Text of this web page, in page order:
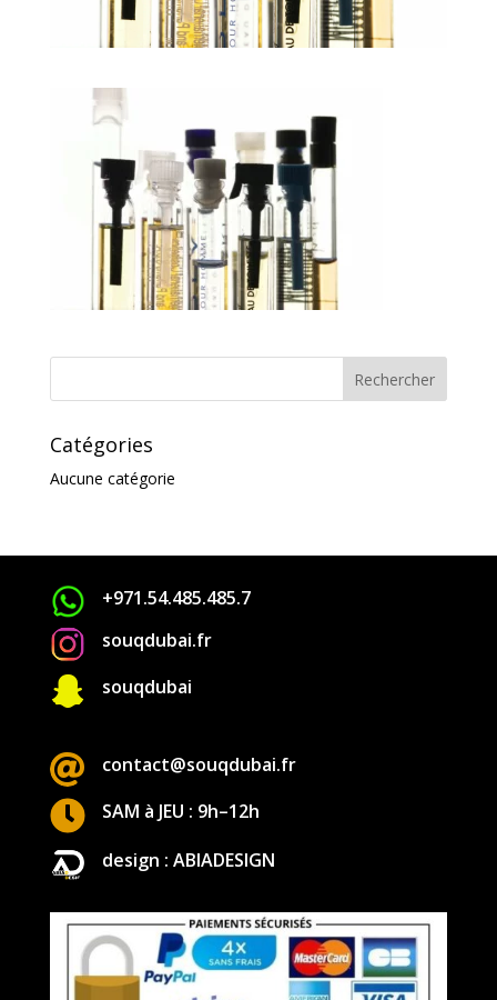
Catégories
Aucune catégorie
+971.54.485.485.7
souqdubai.fr
 souqdubai
 contact@souqdubai.fr

SAM à JEU : 9h–12h
design : ABIADESIGN